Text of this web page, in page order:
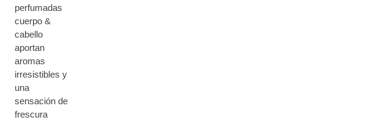
perfumadas
cuerpo &
cabello
aportan
aromas
irresistibles y
una
sensación de
frescura